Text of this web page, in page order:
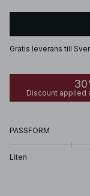
Gratis leverans till
Discount applied
PASSFORM
Liten